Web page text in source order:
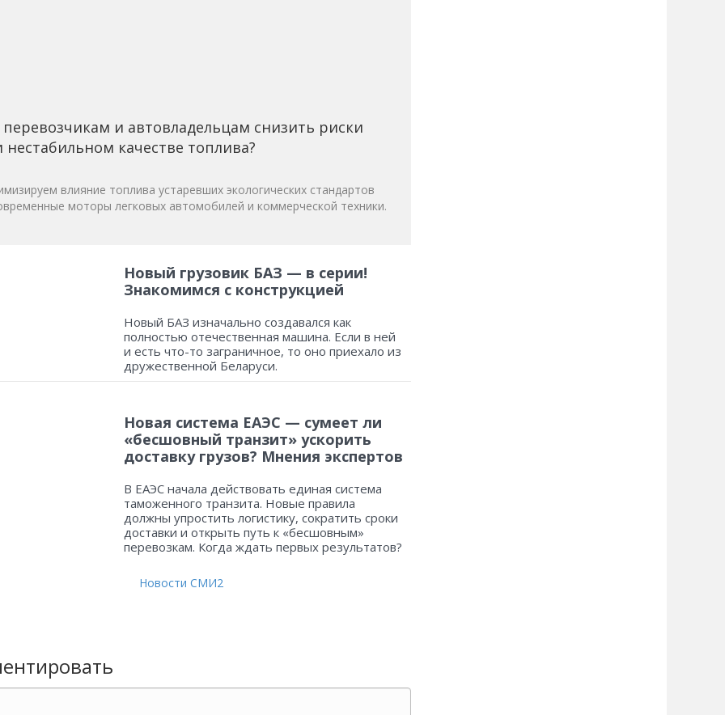
перевозчикам и автовладельцам снизить риски
нестабильном качестве топлива?
влияние топлива устаревших экологических стандартов
моторы легковых автомобилей и коммерческой техники.
Новый грузовик БАЗ — в серии!
Знакомимся с конструкцией
Новый БАЗ изначально создавался как
полностью отечественная машина. Если в ней
и есть что-то заграничное, то оно приехало из
дружественной Беларуси.
Новая система ЕАЭС — сумеет ли
«бесшовный транзит» ускорить
доставку грузов? Мнения экспертов
В ЕАЭС начала действовать единая система
таможенного транзита. Новые правила
должны упростить логистику, сократить сроки
доставки и открыть путь к «бесшовным»
перевозкам. Когда ждать первых результатов?
Новости СМИ2